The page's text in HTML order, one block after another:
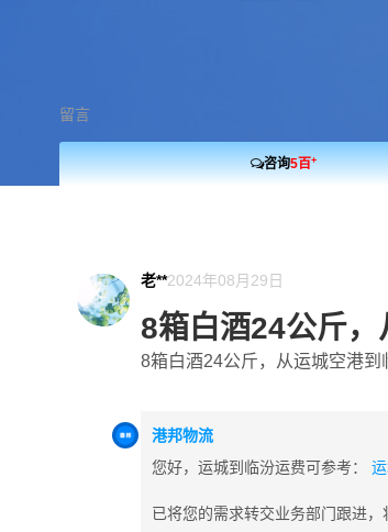
留言
咨询5百+
老**2024年08月29日
8箱白酒24公斤，
8箱白酒24公斤，从运城空港
港邦物流
您好，运城到临汾运费可参考：
已将您的需求转交业务部门跟进